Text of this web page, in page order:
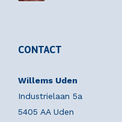
CONTACT
Willems Uden
Industrielaan 5a
5405 AA Uden